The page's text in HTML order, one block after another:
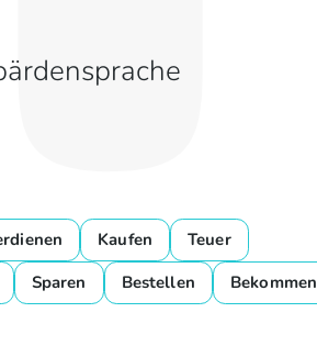
Kaufen
Teuer
Sparen Bestellen Bekommen